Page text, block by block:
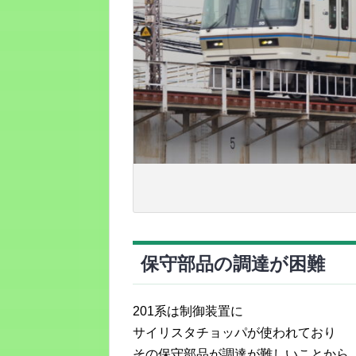
保守部品の調達が困難
201系は制御装置に
サイリスタチョッパが使われており